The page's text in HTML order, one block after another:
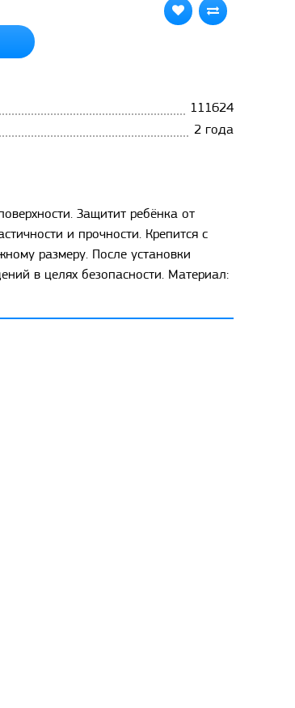
111624
2 года
Защитит ребёнка от
и прочности. Крепится с
размеру. После установки
в целях безопасности. Материал: